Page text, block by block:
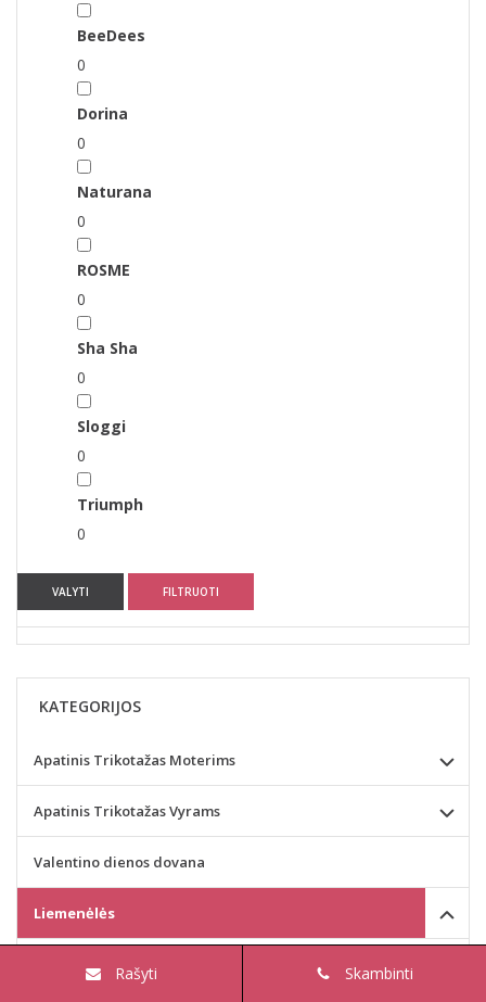
BeeDees
0
Dorina
0
Naturana
0
ROSME
0
Sha Sha
0
Sloggi
0
Triumph
0
VALYTI FILTRUOTI
KATEGORIJOS
Apatinis Trikotažas Moterims
Apatinis Trikotažas Vyrams
Valentino dienos dovana
Liemenėlės
Rosme liemenėlės
Rašyti Skambinti